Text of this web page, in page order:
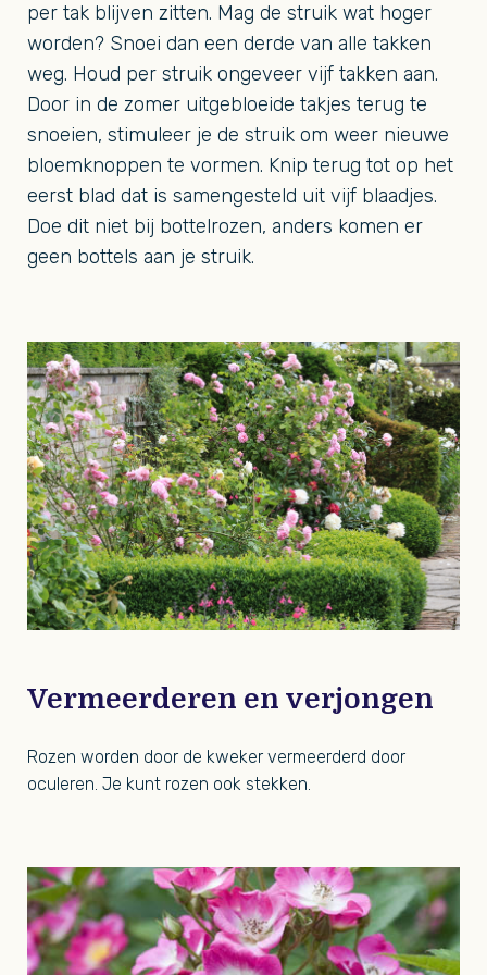
per tak blijven zitten. Mag de struik wat hoger
worden? Snoei dan een derde van alle takken
weg. Houd per struik ongeveer vijf takken aan.
Door in de zomer uitgebloeide takjes terug te
snoeien, stimuleer je de struik om weer nieuwe
bloemknoppen te vormen. Knip terug tot op het
eerst blad dat is samengesteld uit vijf blaadjes.
Doe dit niet bij bottelrozen, anders komen er
geen bottels aan je struik.
Vermeerderen en verjongen
Rozen worden door de kweker vermeerderd door
oculeren. Je kunt rozen ook stekken.